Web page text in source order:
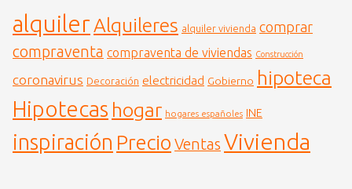
alquilerAlquileres alquiler vivienda comprar
compraventa compraventa de viviendas Construcción
coronavirus Decoración electricidad Gobierno hipoteca
Hipotecas hogar hogares españoles INE
inspiración Precio Ventas Vivienda